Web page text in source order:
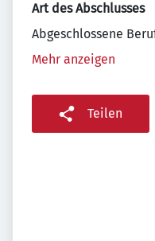
Art des Abschlusses
Abgeschlossene
Mehr anzeigen
Teilen